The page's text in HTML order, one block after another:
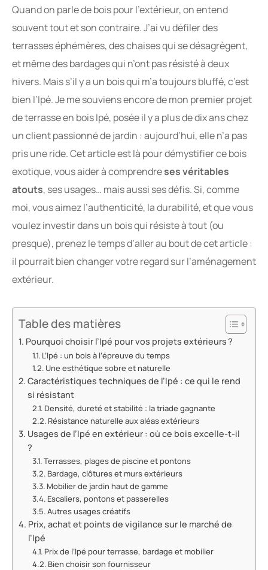
Quand on parle de bois pour l’extérieur, on entend
souvent tout et son contraire. J’ai vu défiler des
terrasses éphémères, des chaises qui se désagrègent,
et même des bardages qui n’ont pas résisté à deux
hivers. Mais s’il y a un bois qui m’a toujours bluffé, c’est
bien l’Ipé. Je me souviens encore de mon premier projet
de terrasse en bois Ipé, posée il y a plus de dix ans chez
un client passionné de jardin : aujourd’hui, elle n’a pas
pris une ride. Cet article est là pour démystifier ce bois
exotique, vous aider à comprendreses véritables
atouts, ses usages… mais aussi ses défis. Si, comme
moi, vous aimez l’authenticité, la durabilité, et que vous
voulez investir dans un bois qui résiste à tout (ou
presque), prenez le temps d’aller au bout de cet article :
il pourrait bien changer votre regard sur l’aménagement
extérieur.
Table des matières
Pourquoi choisir l’Ipé pour vos projets extérieurs ?
L’Ipé : un bois à l’épreuve du temps
Une esthétique sobre et naturelle
Caractéristiques techniques de l’Ipé : ce qui le rend
si résistant
Densité, dureté et stabilité : la triade gagnante
Résistance naturelle aux aléas extérieurs
Usages de l’Ipé en extérieur : où ce bois excelle-t-il
?
Terrasses, plages de piscine et pontons
Bardage, clôtures et murs extérieurs
Mobilier de jardin haut de gamme
Escaliers, pontons et passerelles
Autres usages créatifs
Prix, achat et points de vigilance sur le marché de
l’Ipé
Prix de l’Ipé pour terrasse, bardage et mobilier
Bien choisir son fournisseur